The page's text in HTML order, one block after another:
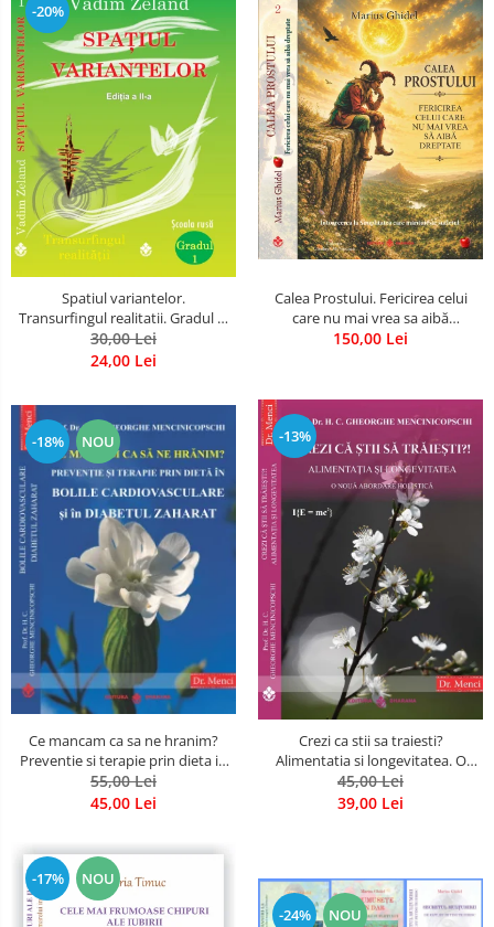
-20%
Spatiul variantelor.
Transurfingul realitatii. Gradul 1.
Cum sa ne dezvoltam intuitia si
sa ne alegem soarta
30,00 Lei
24,00 Lei
Calea Prostului. Fericirea celui
care nu mai vrea sa aibă
dreptate - Intoarcerea la
150,00 Lei
-18% NOU
Ce mancam ca sa ne hranim?
Preventie si terapie prin dieta in
bolile cardiovasculare si in
diabetul zaharat
55,00 Lei
45,00 Lei
-13%
Crezi ca stii sa traiesti?
Alimentatia si longevitatea. O
noua abordare holistica
45,00 Lei
39,00 Lei
-17% NOU
-24% NOU